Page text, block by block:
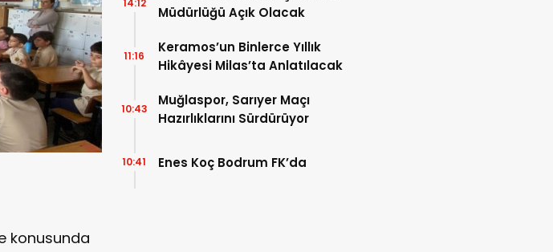
konusunda
Müdürlüğü Açık Olacak
14:12
Keramos’un Binlerce Yıllık
Hikâyesi Milas’ta Anlatılacak
11:16
Muğlaspor, Sarıyer Maçı
Hazırlıklarını Sürdürüyor
10:43
Enes Koç Bodrum FK’da
10:41